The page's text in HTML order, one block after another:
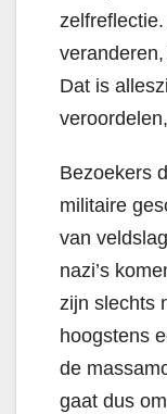
zelfreflectie.
Dat is
Bezoekers
militaire
van
nazi’s
zijn slechts
hoogstens
de
gaat dus